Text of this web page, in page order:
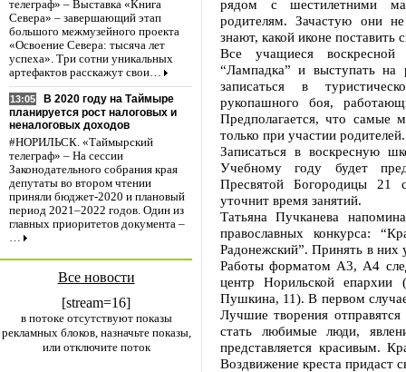
телеграф» – Выставка «Книга
Севера» – завершающий этап
большого межмузейного проекта
«Освоение Севера: тысяча лет
успеха». Три сотни уникальных
артефактов расскажут свои…
13:05
В 2020 году на Таймыре
планируется рост налоговых и
неналоговых доходов
#НОРИЛЬСК. «Таймырский
телеграф» – На сессии
Законодательного собрания края
депутаты во втором чтении
приняли бюджет-2020 и плановый
период 2021–2022 годов. Один из
главных приоритетов документа –
…
Все новости
[stream=16]
в потоке отсутствуют показы
рекламных блоков, назначьте показы,
или отключите поток
рядом с шестилетними
родителям. Зачастую они
знают, какой иконе поставить
Все учащиеся
“Лампадка” и выступать на
записаться в
рукопашного боя,
Предполагается, что самые
только при участии родителей.
Записаться в воскресную
Учебному году будет
Пресвятой Богородицы 21
уточнит время занятий.
Татьяна Пучканева
православных конкурса:
Радонежский”. Принять в них
Работы форматом А3, А4
центр Норильской
Пушкина, 11). В первом
Лучшие творения
стать любимые люди,
представляется красивым.
Воздвижение креста придаст